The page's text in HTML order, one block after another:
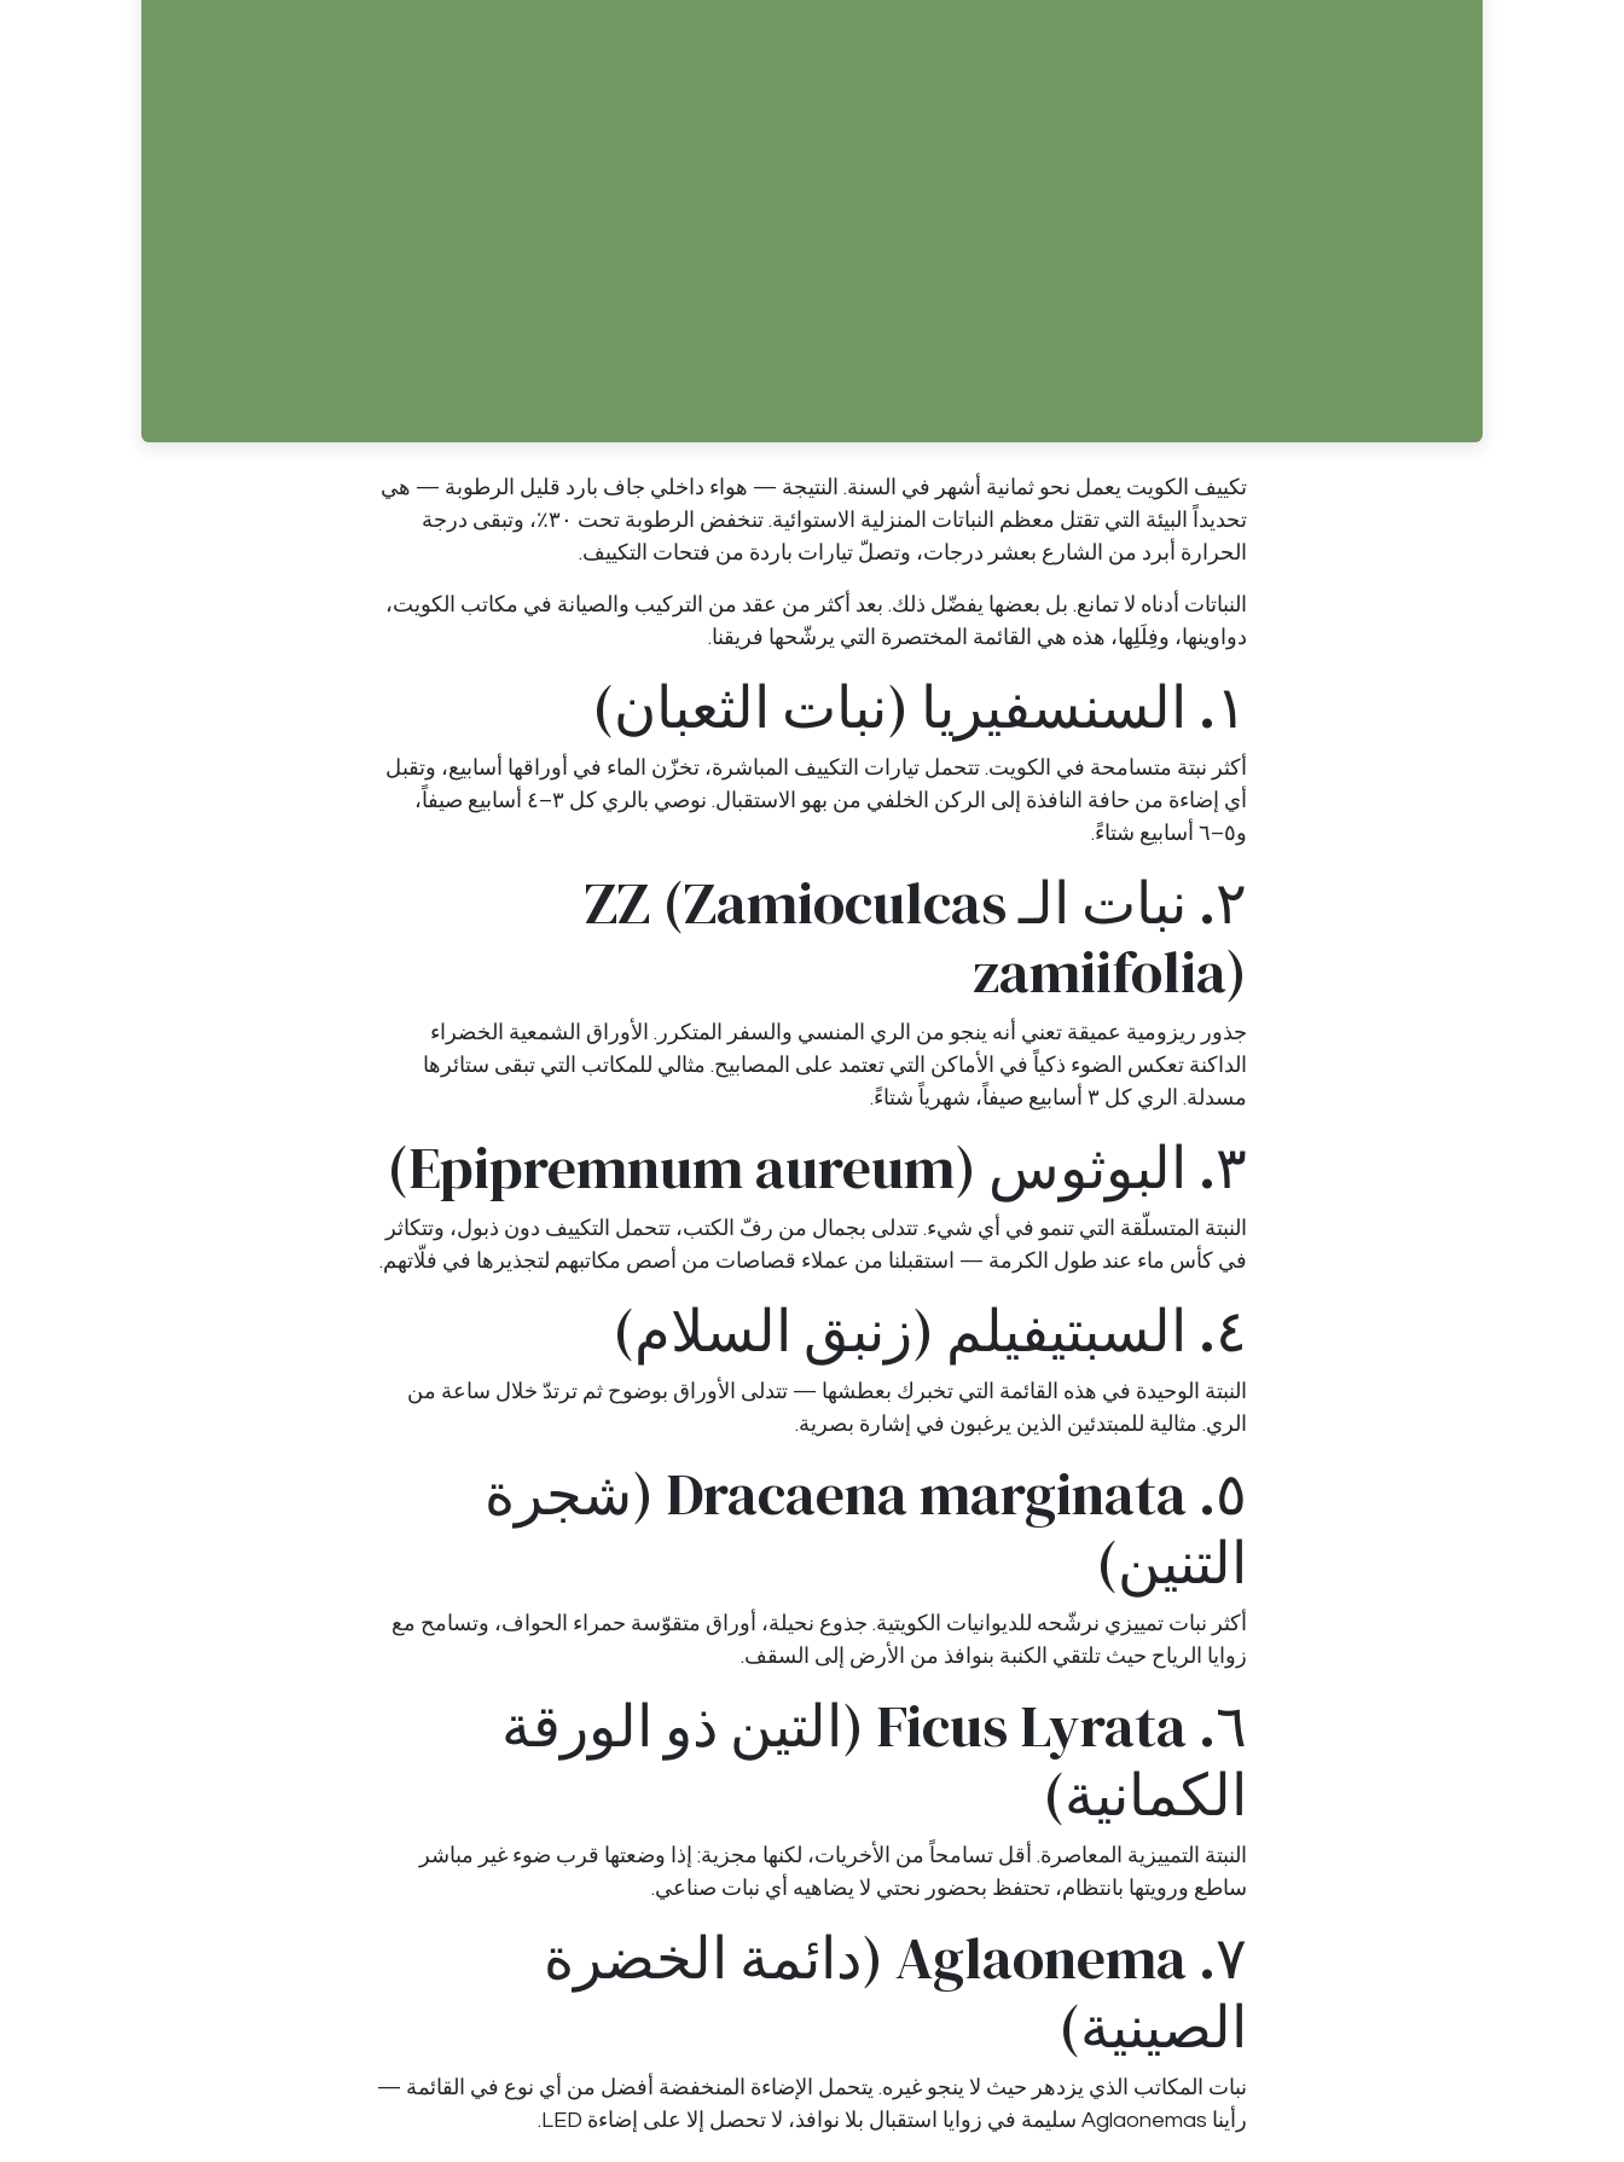
تكييف الكويت يعمل نحو ثمانية أشهر في السنة. النتيجة — هواء داخلي جاف بارد قليل الرطوبة — هي
تحديداً البيئة التي تقتل معظم النباتات المنزلية الاستوائية. تنخفض الرطوبة تحت ٣٠٪، وتبقى درجة
الحرارة أبرد من الشارع بعشر درجات، وتصلّ تيارات باردة من فتحات التكييف.
النباتات أدناه لا تمانع. بل بعضها يفضّل ذلك. بعد أكثر من عقد من التركيب والصيانة في مكاتب الكويت،
دواوينها، وفِلَلِها، هذه هي القائمة المختصرة التي يرشّحها فريقنا.
١. السنسفيريا (نبات الثعبان)
أكثر نبتة متسامحة في الكويت. تتحمل تيارات التكييف المباشرة، تخزّن الماء في أوراقها أسابيع، وتقبل
أي إضاءة من حافة النافذة إلى الركن الخلفي من بهو الاستقبال. نوصي بالري كل ٣–٤ أسابيع صيفاً،
و٥–٦ أسابيع شتاءً.
٢. نبات الـ ZZ (Zamioculcas
zamiifolia)
جذور ريزومية عميقة تعني أنه ينجو من الري المنسي والسفر المتكرر. الأوراق الشمعية الخضراء
الداكنة تعكس الضوء ذكياً في الأماكن التي تعتمد على المصابيح. مثالي للمكاتب التي تبقى ستائرها
مسدلة. الري كل ٣ أسابيع صيفاً، شهرياً شتاءً.
٣. البوثوس (Epipremnum aureum)
النبتة المتسلّقة التي تنمو في أي شيء. تتدلى بجمال من رفّ الكتب، تتحمل التكييف دون ذبول، وتتكاثر
في كأس ماء عند طول الكرمة — استقبلنا من عملاء قصاصات من أصص مكاتبهم لتجذيرها في فلّاتهم.
٤. السبتيفيلم (زنبق السلام)
النبتة الوحيدة في هذه القائمة التي تخبرك بعطشها — تتدلى الأوراق بوضوح ثم ترتدّ خلال ساعة من
الري. مثالية للمبتدئين الذين يرغبون في إشارة بصرية.
٥. Dracaena marginata (شجرة
التنين)
أكثر نبات تمييزي نرشّحه للديوانيات الكويتية. جذوع نحيلة، أوراق متقوّسة حمراء الحواف، وتسامح مع
زوايا الرياح حيث تلتقي الكنبة بنوافذ من الأرض إلى السقف.
٦. Ficus Lyrata (التين ذو الورقة
الكمانية)
النبتة التمييزية المعاصرة. أقل تسامحاً من الأخريات، لكنها مجزية: إذا وضعتها قرب ضوء غير مباشر
ساطع ورويتها بانتظام، تحتفظ بحضور نحتي لا يضاهيه أي نبات صناعي.
٧. Aglaonema (دائمة الخضرة
الصينية)
نبات المكاتب الذي يزدهر حيث لا ينجو غيره. يتحمل الإضاءة المنخفضة أفضل من أي نوع في القائمة —
رأينا Aglaonemas سليمة في زوايا استقبال بلا نوافذ، لا تحصل إلا على إضاءة LED.